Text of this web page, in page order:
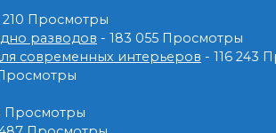
210 Просмотры
разводов - 183 055 Просмотры
современных интерьеров - 116 243
Просмотры